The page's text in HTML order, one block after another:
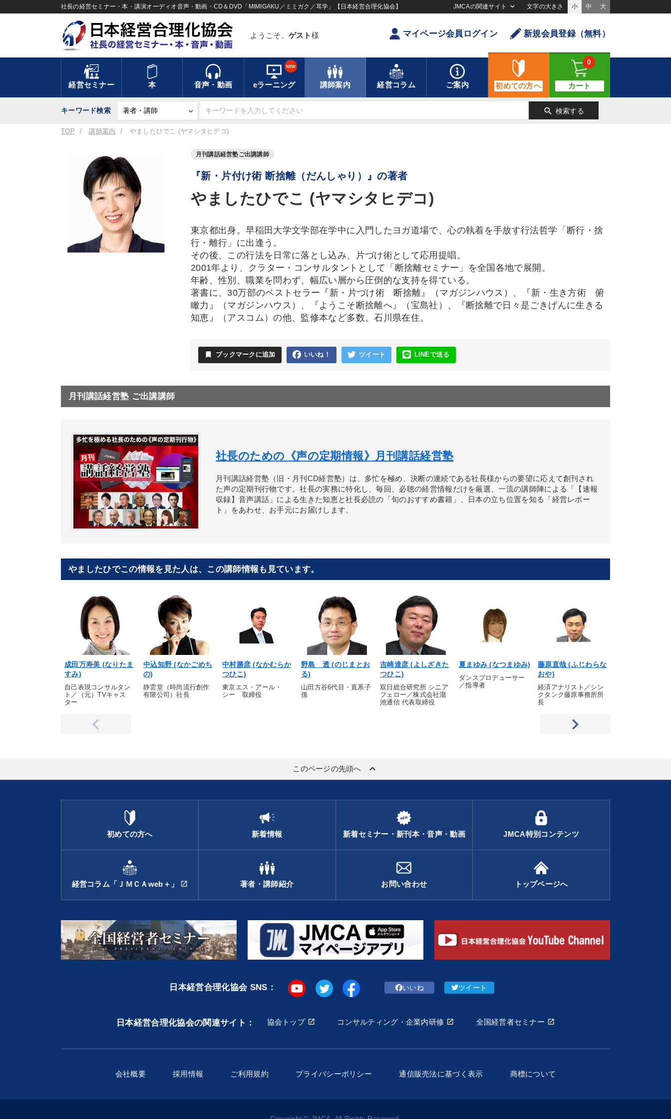
社長の経営セミナー・本・講演オーディオ音声・動画・CD＆DVD「MIMIGAKU／ミミガク／耳学」【日本経営合理化協会】 JMCAの関連サイト 文字の大きさ 小 中 大
ようこそ、 ゲスト 様 マイページ会員ログイン 新規会員登録（無料）
経営セミナー 本 音声・動画 eラーニング
NEW
講師案内 経営コラム ご案内 初めての方へ カート
0
キーワード検索 search 検索する
TOP 講師案内 やましたひでこ (ヤマシタヒデコ)
月刊講話経営塾ご出講講師
『新・片付け術 断捨離（だんしゃり）』の著者
やましたひでこ (ヤマシタヒデコ)
東京都出身。早稲田大学文学部在学中に入門したヨガ道場で、心の執着を手放す行法哲学「断行・捨
行・離行」に出逢う。
その後、この行法を日常に落とし込み、片づけ術として応用提唱。
2001年より、クラター・コンサルタントとして「断捨離セミナー」を全国各地で展開。
年齢、性別、職業を問わず、幅広い層から圧倒的な支持を得ている。
著書に、30万部のベストセラー『新・片づけ術 断捨離』（マガジンハウス）、『新・生き方術 俯
瞰力』（マガジンハウス）、『ようこそ断捨離へ』（宝島社）、『断捨離で日々是ごきげんに生きる
知恵』（アスコム）の他、監修本など多数。石川県在住。
bookmark ブックマークに追加 いいね！ ツイート LINEで送る
月刊講話経営塾 ご出講講師
社長のための《声の定期情報》月刊講話経営塾
月刊講話経営塾（旧・月刊CD経営塾）は、多忙を極め、決断の連続である社長様からの要望に応えて創刊され
た声の定期刊行物です。社長の実務に特化し、毎回、必聴の経営情報だけを厳選、一流の講師陣による「【速報
収録】音声講話」による生きた知恵と社長必読の「旬のおすすめ書籍」、日本の立ち位置を知る「経営レポー
ト」をあわせ、お手元にお届けします。
やましたひでこの情報を見た人は、この講師情報も見ています。
成田万寿美 (なりたま
すみ)
自己表現コンサルタン
ト／（元）TVキャス
ター
中込知野 (なかごめち
の)
静雲堂（時尚流行創作
有限公司）社長
中村勝彦 (なかむらか
つひこ)
東京エス・アール・
シー 取締役
野島 透 (のじまとお
る)
山田方谷6代目・直系子
孫
吉崎達彦 (よしざきた
つひこ)
双日総合研究所 シニア
フェロー／株式会社溜
池通信 代表取締役
夏まゆみ (なつまゆみ)
ダンスプロデューサー
／指導者
藤原直哉 (ふじわらな
おや)
経済アナリスト／シン
クタンク藤原事務所所
長
このページの先頭へ keyboard_arrow_up
初めての方へ 新着情報 新着セミナー・新刊本・音声・動画 JMCA特別コンテンツ
経営コラム「ＪＭＣＡweb＋」 open_in_new 著者・講師紹介 お問い合わせ トップページへ
日本経営合理化協会 SNS： いいね ツイート
日本経営合理化協会の関連サイト： 協会トップ コンサルティング・企業内研修 全国経営者セミナー
会社概要 採用情報 ご利用規約 プライバシーポリシー 通信販売法に基づく表示 商標について